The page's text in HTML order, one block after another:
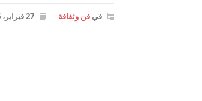
في فن وثقافة 27 فبراير، 2016